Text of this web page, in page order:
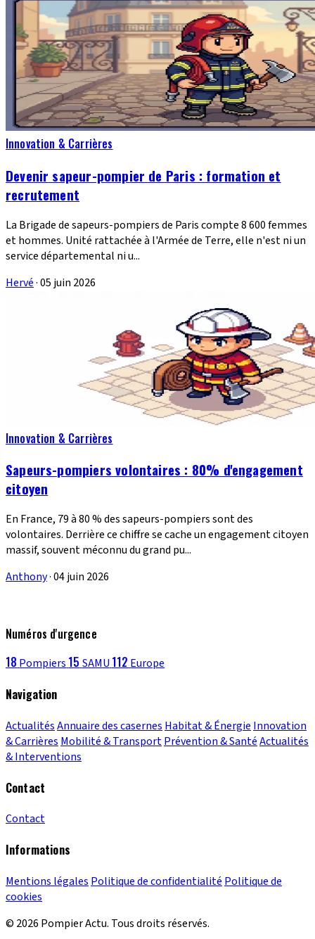
Innovation & Carrières
Devenir sapeur-pompier de Paris : formation et
recrutement
La Brigade de sapeurs-pompiers de Paris compte 8 600 femmes
et hommes. Unité rattachée à l'Armée de Terre, elle n'est ni un
service départemental ni u...
Hervé·05 juin 2026
Innovation & Carrières
Sapeurs-pompiers volontaires : 80% d'engagement
citoyen
En France, 79 à 80 % des sapeurs-pompiers sont des
volontaires. Derrière ce chiffre se cache un engagement citoyen
massif, souvent méconnu du grand pu...
Anthony·04 juin 2026
Numéros d'urgence
18 Pompiers 15 SAMU 112 Europe
Navigation
ActualitésAnnuaire des casernes Habitat & Énergie Innovation
& Carrières Mobilité & TransportPrévention & SantéActualités
& Interventions
Contact
Contact
Informations
Mentions légales Politique de confidentialité Politique de
cookies
© 2026 Pompier Actu. Tous droits réservés.